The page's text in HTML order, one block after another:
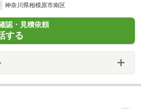
神奈川県相模原市南区
認・見積依頼
する